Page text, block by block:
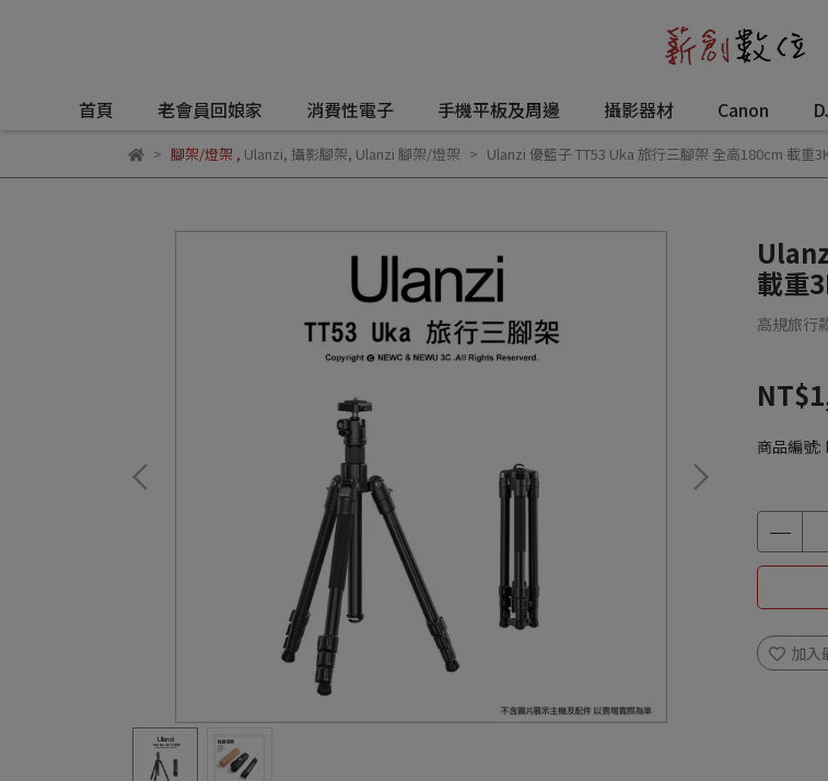
首頁 老會員回娘家 消費性電子 手機平板及周邊 攝影器材 Canon
腳架/燈架 , Ulanzi, 攝影腳架, Ulanzi 腳架/燈架 Ulanzi 優籃子 TT53 Uka 旅行三腳架 全高180cm 載重
載重
高規旅行
商品編號:
加入